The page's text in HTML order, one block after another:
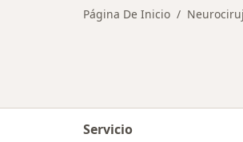
Página De Inicio
Servicio